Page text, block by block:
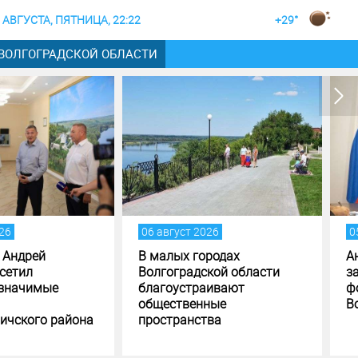
АВГУСТА, ПЯТНИЦА, 22:22 +29°
ОБЛАСТИ
2026
городах
области
05 август 2026
Андрей Бочаров поставил
задачи по исполнению и
формированию бюджета
Волгоградской области